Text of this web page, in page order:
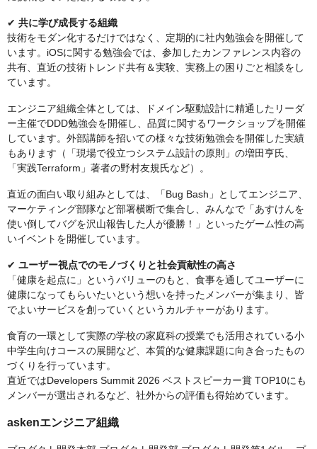
✔︎ 共に学び成長する組織
技術をモダン化するだけではなく、定期的に社内勉強会を開催して
います。iOSに関する勉強会では、参加したカンファレンス内容の
共有、直近の技術トレンド共有＆実験、実務上の困りごと相談をし
ています。
エンジニア組織全体としては、ドメイン駆動設計に精通したリーダ
ー主催でDDD勉強会を開催し、品質に関するワークショップを開催
しています。外部講師を招いての様々な技術勉強会を開催した実績
もあります（「現場で役立つシステム設計の原則」の増田亨氏、
「実践Terraform」著者の野村友規氏など）。
直近の面白い取り組みとしては、「Bug Bash」としてエンジニア、
マーケティング部隊など部署横断で集合し、みんなで「あすけんを
使い倒してバグを沢山報告した人が優勝！」といったゲーム性の高
いイベントを開催しています。
✔︎ ユーザー視点でのモノづくりと社会貢献性の高さ
「健康を起点に」というバリューのもと、食事を通してユーザーに
健康になってもらいたいという想いを持ったメンバーが集まり、皆
でよいサービスを創っていくというカルチャーがあります。
食育の一環として実際の学校の家庭科の授業でも活用されている小
中学生向けコースの展開など、本質的な健康課題に向き合ったもの
づくりを行っています。
直近ではDevelopers Summit 2026 ベストスピーカー賞 TOP10にも
メンバーが選出されるなど、社外からの評価も得始めています。
askenエンジニア組織